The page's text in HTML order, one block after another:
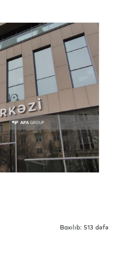
Baxılıb: 513 dəfə